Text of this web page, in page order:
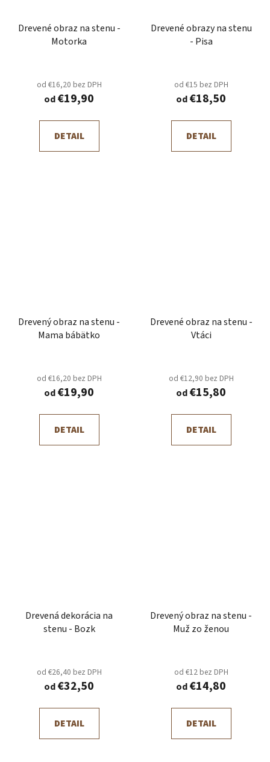
Drevené obraz na stenu -
Motorka
od €16,20 bez DPH
od€19,90
DETAIL
Drevené obrazy na stenu
- Pisa
od €15 bez DPH
od€18,50
DETAIL
Drevený obraz na stenu -
Mama bábätko
od €16,20 bez DPH
od€19,90
DETAIL
Drevené obraz na stenu -
Vtáci
od €12,90 bez DPH
od€15,80
DETAIL
Drevená dekorácia na
stenu - Bozk
od €26,40 bez DPH
od€32,50
DETAIL
Drevený obraz na stenu -
Muž zo ženou
od €12 bez DPH
od€14,80
DETAIL